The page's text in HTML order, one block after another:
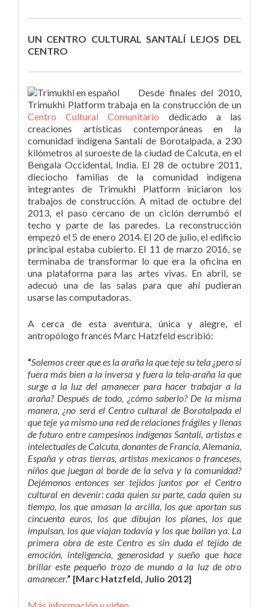
UN CENTRO CULTURAL SANTALÍ LEJOS DEL
CENTRO
Desde finales del 2010,
Trimukhi Platform trabaja en la construcción de un
Centro Cultural Comunitario dedicado a las
creaciones artísticas contemporáneasen la
comunidad indígena Santalí de Borotalpada, a 230
kilómetros al suroeste de la ciudad de Calcuta, en el
Bengala Occidental, India. El 28 de octubre 2011,
dieciocho familias de la comunidad indígena
integrantes de Trimukhi Platform iniciaron los
trabajos de construcción. A mitad de octubre del
2013, el paso cercano de un ciclón derrumbó el
techo y parte de las paredes. La reconstrucción
empezó el 5 de enero 2014. El 20 de julio, el edificio
principal estaba cubierto. El 11 de marzo 2016, se
terminaba de transformar lo que era la oficina en
una plataforma para las artes vivas. En abril, se
adecuó una de las salas para que ahí pudieran
usarse las computadoras.
A cerca de esta aventura, única y alegre, el
antropólogo francés Marc Hatzfeld escribió:
“Solemos creer que es la araña la que teje su tela ¿pero si
fuera más bien a la inversa y fuera la tela-araña la que
surge a la luz del amanecer para hacer trabajar a la
araña? Después de todo, ¿cómo saberlo? De la misma
manera, ¿no será el Centro cultural de Borotalpada el
que teje ya mismo una red de relaciones frágiles y llenas
de futuro entre campesinos indígenas Santalí, artistas e
intelectuales de Calcuta, donantes de Francia, Alemania,
España y otras tierras, artistas mexicanos o franceses,
niños que juegan al borde de la selva y la comunidad?
Dejémonos entonces ser tejidos juntos por el Centro
cultural en devenir: cada quien su parte, cada quien su
tiempo, los que amasan la arcilla, los que aportan sus
cincuenta euros, los que dibujan los planes, los que
impulsan, los que viajan todavía y los que bailan ya. La
primera obra de este Centro es sin duda el tejido de
emoción, inteligencia, generosidad y sueño que hace
brillar este pequeño trozo de mundo a la luz de otro
amanecer.” [Marc Hatzfeld, Julio 2012]